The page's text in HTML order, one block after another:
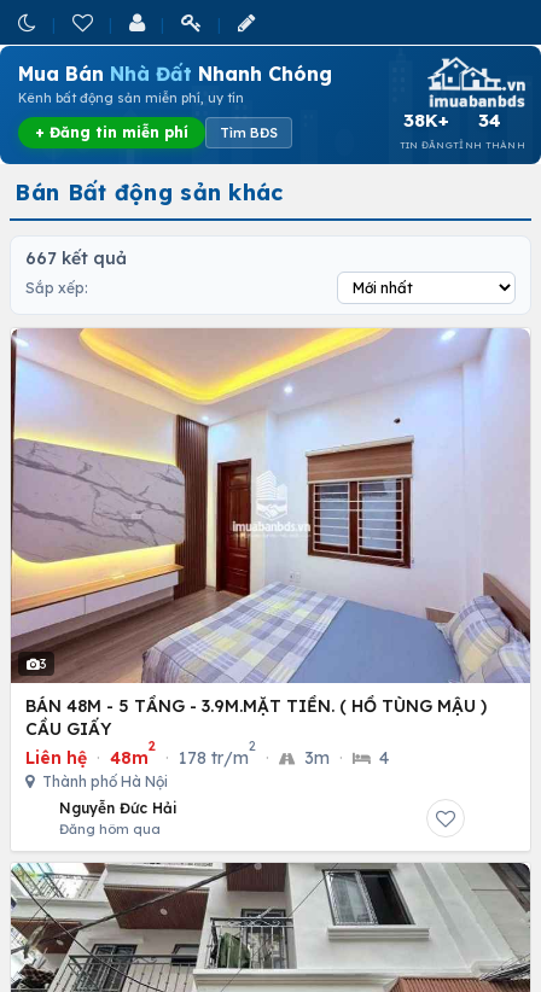
Mua Bán Nhà Đất Nhanh Chóng
Kênh bất động sản miễn phí, uy tín
+ Đăng tin miễn phí Tìm BĐS
38K+
TIN ĐĂNG
34
TỈNH THÀNH
Bán Bất động sản khác
667 kết quả
Sắp xếp:
3
BÁN 48M - 5 TẦNG - 3.9M.MẶT TIỀN. ( HỒ TÙNG MẬU )
CẦU GIẤY
Liên hệ · 48m
2
· 178 tr/m
2
· 3m · 4
Thành phố Hà Nội
Nguyễn Đức Hải
Đăng hôm qua